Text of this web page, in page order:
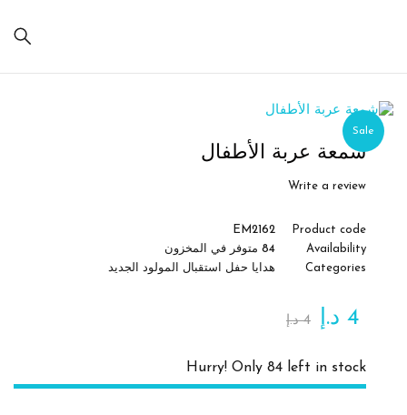
Sale
شمعة عربة الأطفال
Write a review
Product code
EM2162
Availability
84 متوفر في المخزون
Categories
هدايا حفل استقبال المولود الجديد
4 د.إ 4 د.إ
Hurry! Only 84 left in stock